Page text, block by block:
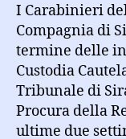
I Carabinieri
Compagnia di
termine delle
Custodia
Tribunale di
Procura della
ultime due